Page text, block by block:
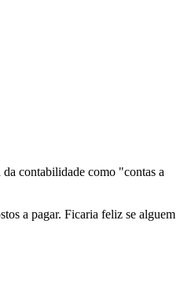
contabilidade como "contas a
a pagar. Ficaria feliz se alguem